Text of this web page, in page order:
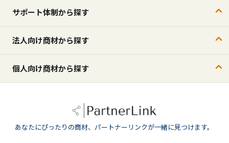
サポート体制から探す
法人向け商材から探す
個人向け商材から探す
あなたにぴったりの商材、パートナーリンクが一緒に見つけます。